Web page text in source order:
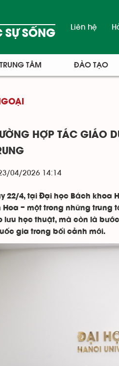
SỰ SỐNG
Liên hệ
TÂM ĐÀO TẠO
HỢP TÁC GIÁO
04/2026 14:14
22/4, tại Đại học Bách khoa
Hoa – một trong những
lưu học thuật, mà còn là
gia trong bối cảnh mới.